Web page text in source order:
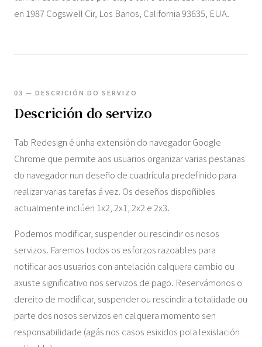
en 1987 Cogswell Cir, Los Banos, California 93635, EUA.
03 — DESCRICIÓN DO SERVIZO
Descrición do servizo
Tab Redesign é unha extensión do navegador Google
Chrome que permite aos usuarios organizar varias pestanas
do navegador nun deseño de cuadrícula predefinido para
realizar varias tarefas á vez. Os deseños dispoñibles
actualmente inclúen 1x2, 2x1, 2x2 e 2x3.
Podemos modificar, suspender ou rescindir os nosos
servizos. Faremos todos os esforzos razoables para
notificar aos usuarios con antelación calquera cambio ou
axuste significativo nos servizos de pago. Reservámonos o
dereito de modificar, suspender ou rescindir a totalidade ou
parte dos nosos servizos en calquera momento sen
responsabilidade (agás nos casos esixidos pola lexislación